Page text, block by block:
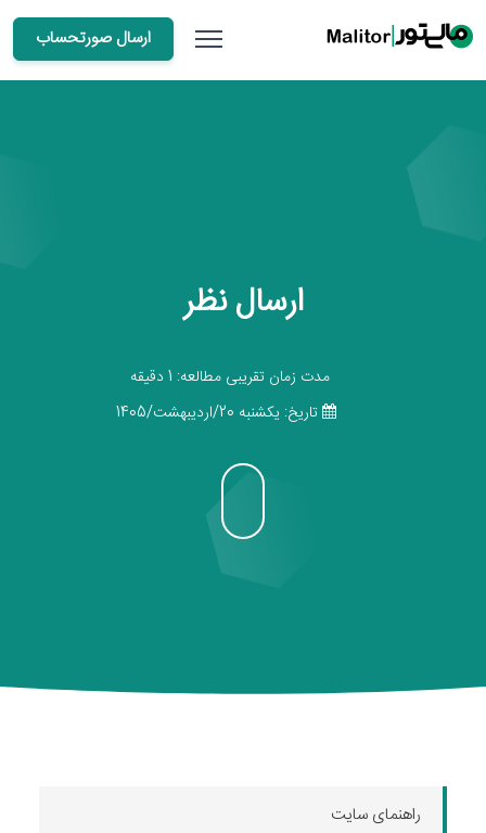
ارسال صورتحساب
ارسال نظر
مدت زمان تقریبی مطالعه: 1 دقیقه
تاریخ: يكشنبه 20/اردیبهشت/1405
راهنمای سایت